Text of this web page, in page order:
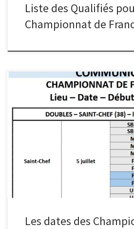
Liste des Qualifiés
Championnat de
Les dates des